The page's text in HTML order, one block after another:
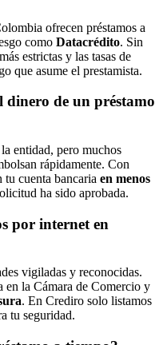
ofrecen préstamos a
como Datacrédito. Sin
estrictas y las tasas de
que asume el prestamista.
dinero de un préstamo
entidad, pero muchos
rápidamente. Con
cuenta bancaria en menos
ha sido aprobada.
por internet en
vigiladas y reconocidas.
en la Cámara de Comercio y
. En Crediro solo listamos
tu seguridad.